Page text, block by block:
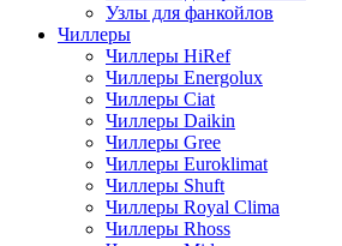
Узлы для фанкойлов
Чиллеры
Чиллеры HiRef
Чиллеры Energolux
Чиллеры Ciat
Чиллеры Daikin
Чиллеры Gree
Чиллеры Euroklimat
Чиллеры Shuft
Чиллеры Royal Clima
Чиллеры Rhoss